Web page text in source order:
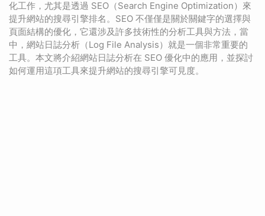
化工作，尤其是透過 SEO（Search Engine Optimization）來
提升網站的搜尋引擎排名。SEO 不僅僅是關於關鍵字的選擇與
頁面結構的優化，它還涉及許多技術性的分析工具與方法，當
中，網站日誌分析（Log File Analysis）就是一個非常重要的
工具。本文將介紹網站日誌分析在 SEO 優化中的應用，並探討
如何運用這項工具來提升網站的搜尋引擎可見度。